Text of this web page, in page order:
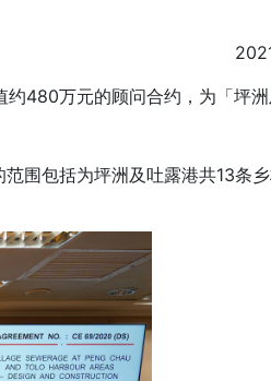
480万元的顾问合约，为「坪
围包括为坪洲及吐露港共13条